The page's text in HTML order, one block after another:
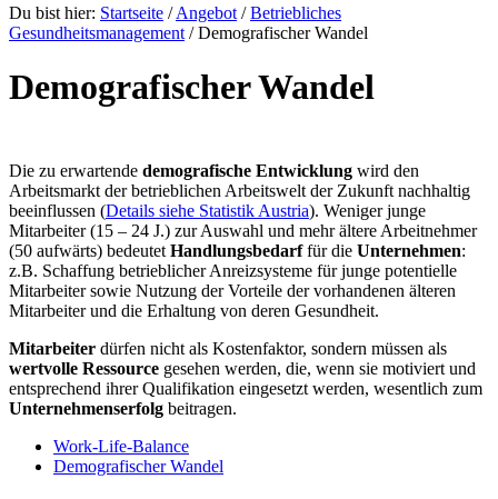
Du bist hier: Startseite / Angebot / Betriebliches
Gesundheitsmanagement / Demografischer Wandel
Demografischer Wandel
Die zu erwartende demografische Entwicklung wird den
Arbeitsmarkt der betrieblichen Arbeitswelt der Zukunft nachhaltig
beeinflussen (Details siehe Statistik Austria). Weniger junge
Mitarbeiter (15 – 24 J.) zur Auswahl und mehr ältere Arbeitnehmer
(50 aufwärts) bedeutet Handlungsbedarffür die Unternehmen:
z.B. Schaffung betrieblicher Anreizsysteme für junge potentielle
Mitarbeiter sowie Nutzung der Vorteile der vorhandenen älteren
Mitarbeiter und die Erhaltung von deren Gesundheit.
Mitarbeiter dürfen nicht als Kostenfaktor, sondern müssen als
wertvolle Ressource gesehen werden, die, wenn sie motiviert und
entsprechend ihrer Qualifikation eingesetzt werden, wesentlich zum
Unternehmenserfolg beitragen.
Work-Life-Balance
Demografischer Wandel